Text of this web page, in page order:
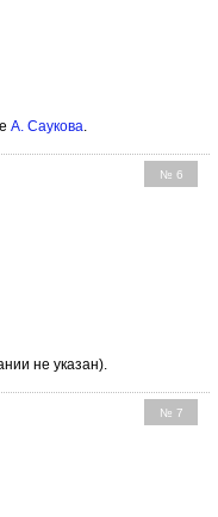
А. Саукова.
№ 6
не указан).
№ 7